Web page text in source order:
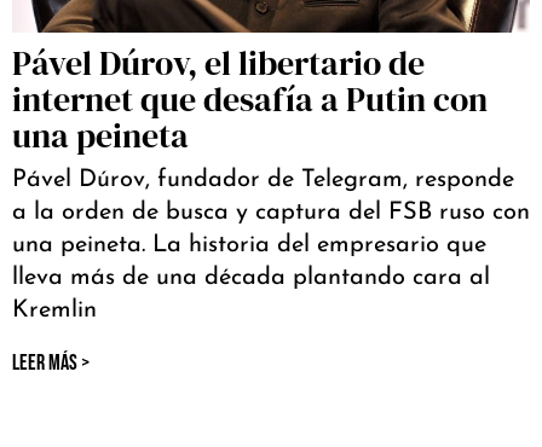
Pável Dúrov, el libertario de
internet que desafía a Putin con
una peineta
Pável Dúrov, fundador de Telegram, responde
a la orden de busca y captura del FSB ruso con
una peineta. La historia del empresario que
lleva más de una década plantando cara al
Kremlin
LEER MÁS >